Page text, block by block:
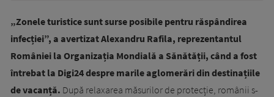
„Zonele turistice sunt surse posibile pentru răspândirea
infecției”, a avertizat Alexandru Rafila, reprezentantul
României la Organizația Mondială a Sănătății, când a fost
întrebat la Digi24 despre marile aglomerări din destinațiile
de vacanță. După relaxarea măsurilor de protecție, românii s-